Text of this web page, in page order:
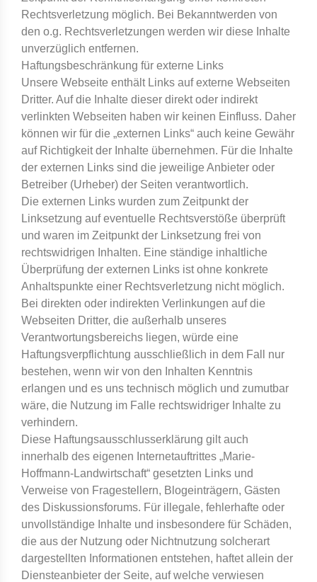
Rechtsverletzung möglich. Bei Bekanntwerden von
den o.g. Rechtsverletzungen werden wir diese Inhalte
unverzüglich entfernen.
Haftungsbeschränkung für externe Links
Unsere Webseite enthält Links auf externe Webseiten
Dritter. Auf die Inhalte dieser direkt oder indirekt
verlinkten Webseiten haben wir keinen Einfluss. Daher
können wir für die „externen Links“ auch keine Gewähr
auf Richtigkeit der Inhalte übernehmen. Für die Inhalte
der externen Links sind die jeweilige Anbieter oder
Betreiber (Urheber) der Seiten verantwortlich.
Die externen Links wurden zum Zeitpunkt der
Linksetzung auf eventuelle Rechtsverstöße überprüft
und waren im Zeitpunkt der Linksetzung frei von
rechtswidrigen Inhalten. Eine ständige inhaltliche
Überprüfung der externen Links ist ohne konkrete
Anhaltspunkte einer Rechtsverletzung nicht möglich.
Bei direkten oder indirekten Verlinkungen auf die
Webseiten Dritter, die außerhalb unseres
Verantwortungsbereichs liegen, würde eine
Haftungsverpflichtung ausschließlich in dem Fall nur
bestehen, wenn wir von den Inhalten Kenntnis
erlangen und es uns technisch möglich und zumutbar
wäre, die Nutzung im Falle rechtswidriger Inhalte zu
verhindern.
Diese Haftungsausschlusserklärung gilt auch
innerhalb des eigenen Internetauftrittes „Marie-
Hoffmann-Landwirtschaft“ gesetzten Links und
Verweise von Fragestellern, Blogeinträgern, Gästen
des Diskussionsforums. Für illegale, fehlerhafte oder
unvollständige Inhalte und insbesondere für Schäden,
die aus der Nutzung oder Nichtnutzung solcherart
dargestellten Informationen entstehen, haftet allein der
Diensteanbieter der Seite, auf welche verwiesen